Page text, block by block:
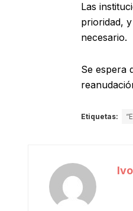
Las
prioridad,
necesario.
Se espera
Etiquetas: